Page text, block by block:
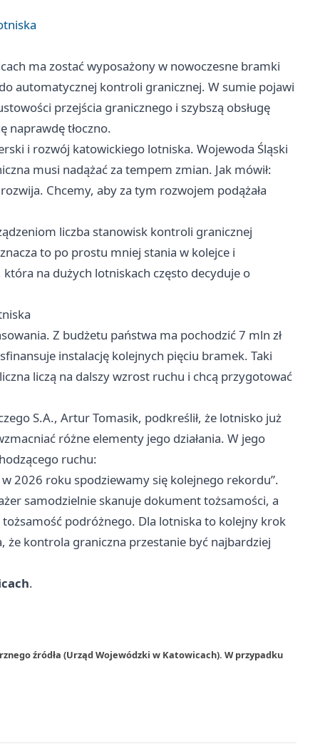
ma zostać wyposażony w nowoczesne bramki
automatycznej kontroli granicznej. W sumie pojawi
przejścia granicznego i szybszą obsługę
naprawdę tłoczno.
i rozwój katowickiego lotniska. Wojewoda Śląski
musi nadążać za tempem zmian. Jak mówił:
Chcemy, aby za tym rozwojem podążała
liczba stanowisk kontroli granicznej
to po prostu mniej stania w kolejce i
na dużych lotniskach często decyduje o
Z budżetu państwa ma pochodzić 7 mln zł
instalację kolejnych pięciu bramek. Taki
liczą na dalszy wzrost ruchu i chcą przygotować
S.A., Artur Tomasik, podkreślił, że lotnisko już
różne elementy jego działania. W jego
ruchu:
2026 roku spodziewamy się kolejnego rekordu”.
samodzielnie skanuje dokument tożsamości, a
podróżnego. Dla lotniska to kolejny krok
że kontrola graniczna przestanie być najbardziej
.
źródła (Urząd Wojewódzki w Katowicach). W przypadku